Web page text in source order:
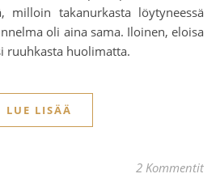
milloin takanurkasta löytyneessä
oli aina sama. Iloinen, eloisa
ruuhkasta huolimatta.
LUE LISÄÄ
2 Kommentit